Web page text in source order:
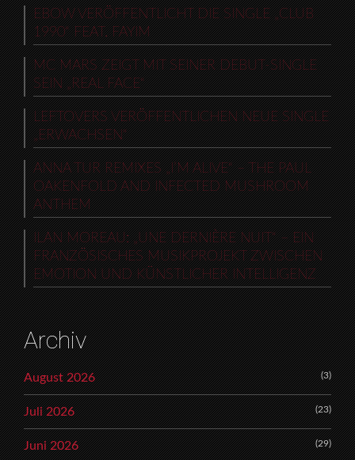
EBOW VERÖFFENTLICHT DIE SINGLE „CLUB
1990“ FEAT. FAYIM
MC MARS ZEIGT MIT SEINER DEBUT-SINGLE
SEIN „REAL FACE“
LEFTOVERS VERÖFFENTLICHEN NEUE SINGLE
„ERWACHSEN“
ANNA TUR REMIXES „I’M ALIVE“ – THE PAUL
OAKENFOLD AND INFECTED MUSHROOM
ANTHEM
ILAN MOREAU: „UNE DERNIÈRE NUIT“ – EIN
FRANZÖSISCHES MUSIKPROJEKT ZWISCHEN
EMOTION UND KÜNSTLICHER INTELLIGENZ
Archiv
August 2026 (3)
Juli 2026 (23)
Juni 2026 (29)